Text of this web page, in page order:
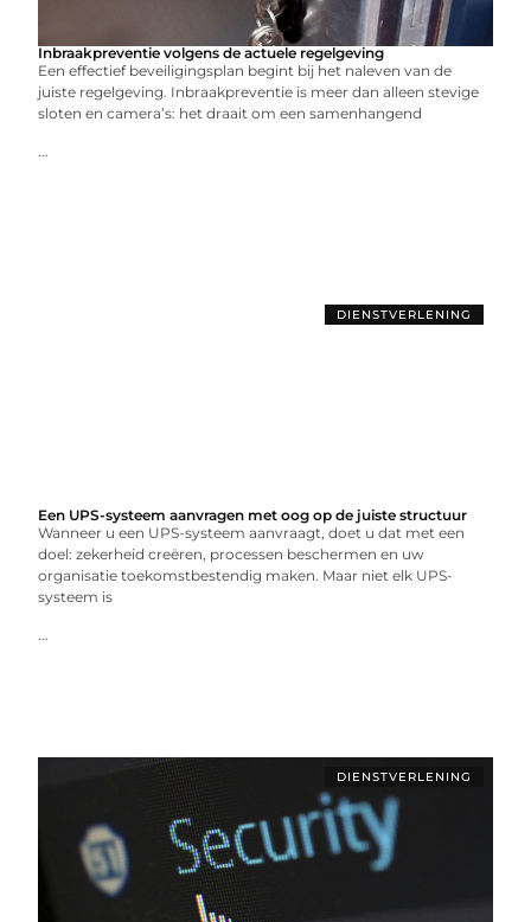
Inbraakpreventie volgens de actuele regelgeving
Een effectief beveiligingsplan begint bij het naleven van de
juiste regelgeving. Inbraakpreventie is meer dan alleen stevige
sloten en camera’s: het draait om een samenhangend
...
DIENSTVERLENING
Een UPS-systeem aanvragen met oog op de juiste structuur
Wanneer u een UPS-systeem aanvraagt, doet u dat met een
doel: zekerheid creëren, processen beschermen en uw
organisatie toekomstbestendig maken. Maar niet elk UPS-
systeem is
...
DIENSTVERLENING